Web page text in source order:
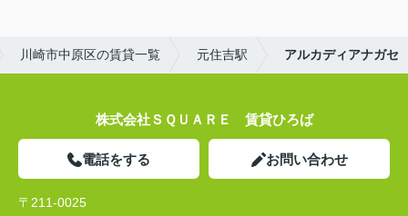
川崎市中原区の賃貸一覧 元住吉駅 アルカディアナガセ
株式会社ＳＱＵＡＲＥ 賃貸ひろば
電話をする お問い合わせ
〒211-0025